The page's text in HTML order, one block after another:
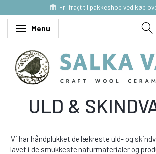
Fri fragt til pakkeshop ved køb
Skifte navigation
Menu
ULD &
Vi har håndplukket de lækreste uld- og
lavet i de smukkeste naturmaterialer og